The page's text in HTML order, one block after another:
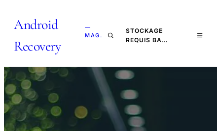
Android
Recovery
—
MAG.
STOCKAGE
REQUIS BA…